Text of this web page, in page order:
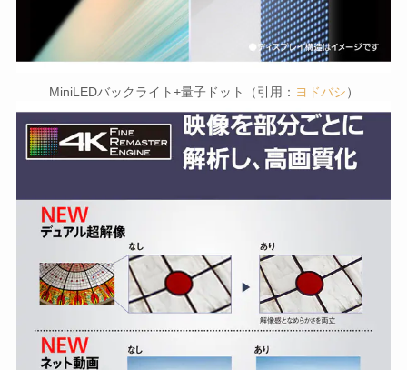
MiniLEDバックライト+量子ドット（引用： ヨドバシ）